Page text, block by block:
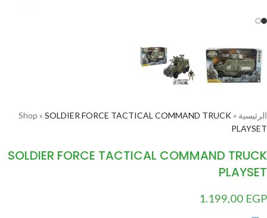
الرئيسية »
Shop » SOLDIER FORCE TACTICAL COMMAND TRUCK
PLAYSET
SOLDIER FORCE TACTICAL COMMAND TRUCK
PLAYSET
1.199,00 EGP